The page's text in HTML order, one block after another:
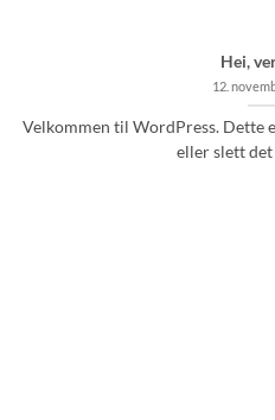
Hei,
12.
Velkommen til WordPress. Dette
eller slett det